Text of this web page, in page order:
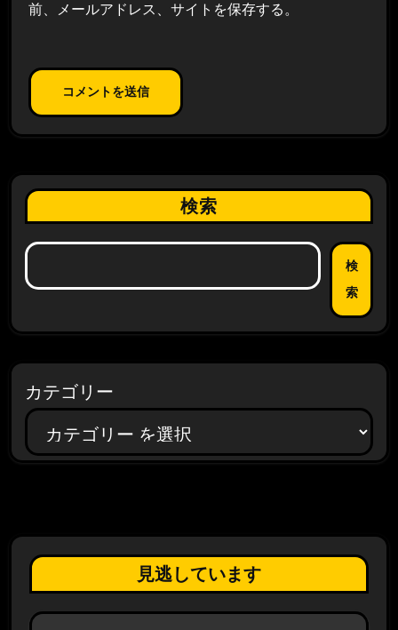
前、メールアドレス、サイトを保存する。
検索
検
索
カテゴリー
見逃しています